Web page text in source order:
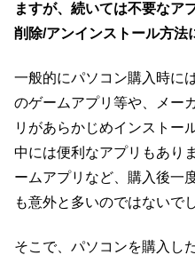
ますが、続いては不要なア
削除/アンインストール方法
一般的にパソコン購入時に
のゲームアプリ等や、メー
リがあらかじめインストー
中には便利なアプリもあり
ームアプリなど、購入後一
も意外と多いのではないで
そこで、パソコンを購入し